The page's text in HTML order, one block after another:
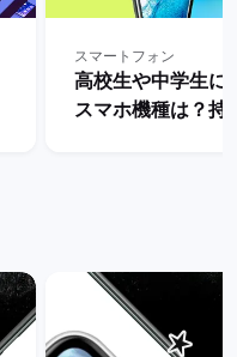
スマートフォン
高校生や中学生に
スマホ機種は？持